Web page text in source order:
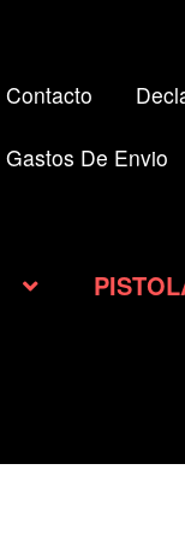
Contacto
Gastos De Envio